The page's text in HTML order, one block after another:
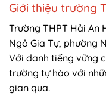
Giới thiệu trường
Trường THPT Hải An
Ngô Gia Tự, phường
Với danh tiếng vững
trường tự hào với
gian qua.